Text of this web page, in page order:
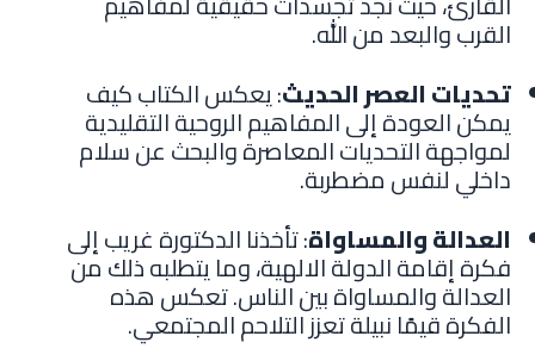
القرب والبعد من الله.
تحديات العصر الحديث: يعكس الكتاب كيف
يمكن العودة إلى المفاهيم الروحية التقليدية
لمواجهة التحديات المعاصرة والبحث عن سلام
داخلي لنفس مضطربة.
العدالة والمساواة: تأخذنا الدكتورة غريب إلى
فكرة إقامة الدولة الالهية، وما يتطلبه ذلك من
العدالة والمساواة بين الناس. تعكس هذه
الفكرة قيمًا نبيلة تعزز التلاحم المجتمعي.